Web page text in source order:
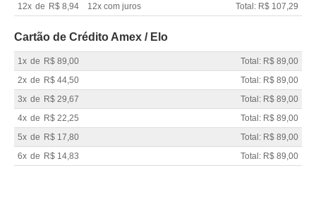
12x de R$ 8,94 12x com juros Total: R$ 107,29
Cartão de Crédito Amex / Elo
1x de R$ 89,00
Total: R$ 89,00
2x de R$ 44,50
Total: R$ 89,00
3x de R$ 29,67
Total: R$ 89,00
4x de R$ 22,25
Total: R$ 89,00
5x de R$ 17,80
Total: R$ 89,00
6x de R$ 14,83 Total: R$ 89,00